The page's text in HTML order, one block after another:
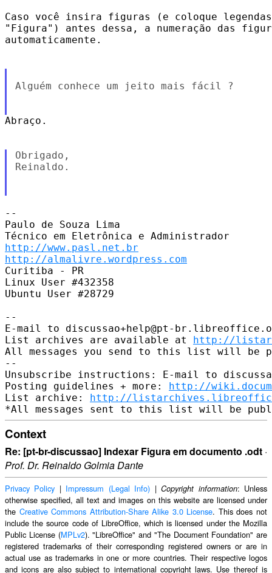
Caso você insira figuras (e coloque legendas
"Figura") antes dessa, a numeração das
automaticamente.
Alguém conhece um jeito mais fácil ?
Abraço.
Obrigado,
Reinaldo.
--
Paulo de Souza Lima
http://www.pasl.net.br
http://almalivre.wordpress.com
Curitiba - PR
Linux User #432358
Ubuntu User #28729
--
E-mail to discussao+help@pt-
List archives are available at http://
All messages you send to this list will be
--
Unsubscribe instructions: E-mail to
Posting guidelines + more: http://
List archive: http://
Context
Re: [pt-br-discussao] Indexar Figura em documento .odt ·
Prof. Dr. Reinaldo Golmia Dante
Privacy Policy | Impressum (Legal Info) |Copyright information: Unless
otherwise specified, all text and images on this website are licensed under
the Creative Commons Attribution-Share Alike 3.0 License. This does not
include the source code of LibreOffice, which is licensed under the Mozilla
Public License (MPLv2). "LibreOffice" and "The Document Foundation" are
registered trademarks of their corresponding registered owners or are in
actual use as trademarks in one or more countries. Their respective logos
and icons are also subject to international copyright laws. Use thereof is